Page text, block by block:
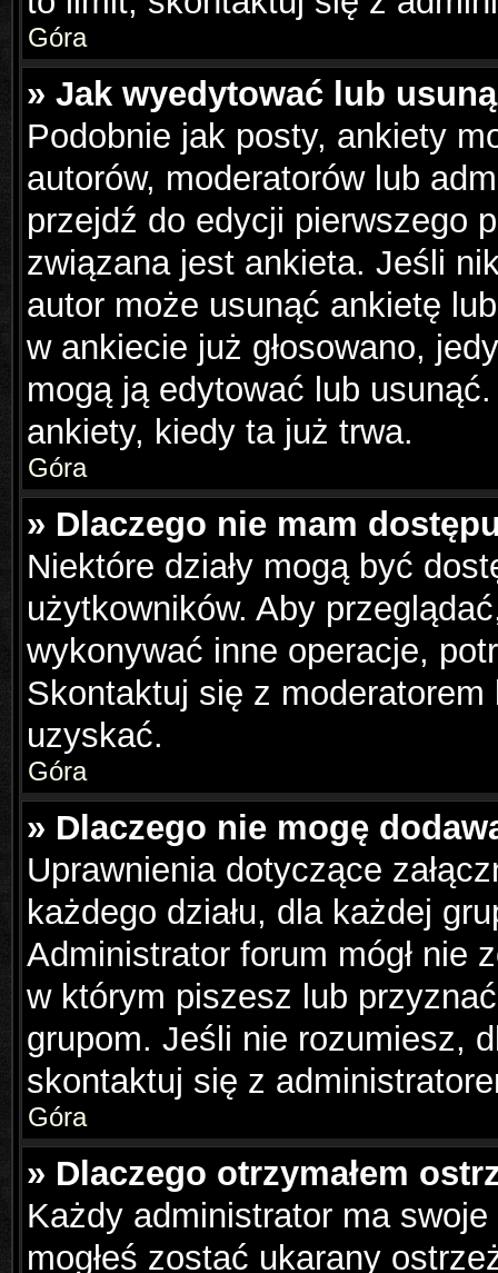
Góra
» Jak wyedytować lub
Podobnie jak posty, ankiety
autorów, moderatorów lub
przejdź do edycji pierwszego
związana jest ankieta. Jeśli
autor może usunąć ankietę
w ankiecie już głosowano,
mogą ją edytować lub
ankiety, kiedy ta już trwa.
Góra
» Dlaczego nie mam
Niektóre działy mogą być
użytkowników. Aby
wykonywać inne operacje,
Skontaktuj się z
uzyskać.
Góra
» Dlaczego nie mogę
Uprawnienia dotyczące
każdego działu, dla każdej
Administrator forum mógł nie
w którym piszesz lub
grupom. Jeśli nie rozumiesz,
skontaktuj się z
Góra
» Dlaczego otrzymałem
Każdy administrator ma
mogłeś zostać ukarany